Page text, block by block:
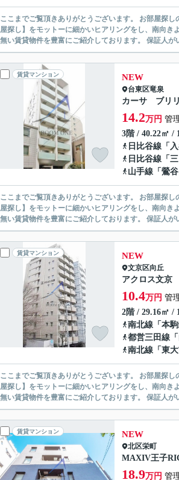
ここまでご覧頂きありがとうございます。 お部屋探しの際には、皆さまそれぞれこだわりの条件があると思いますが、当社では【あなたに１番のお部
屋探し】をモットーに細かいヒアリングをし、南向きよりもあなた向きのお部
無い賃貸物件
賃貸マンション NEW
台東区竜泉
カーサ ブリ
14.2万円 管
3階 / 40.22㎡ /
日比谷線 「
日比谷線 「
山手線 「 鶯谷
ここまでご覧頂きありがとうございます。 お部屋探しの際には、皆さまそれぞれこだわりの条件があると思いますが、当社では【あなたに１番のお部
屋探し】をモットーに細かいヒアリングをし、南向きよりもあなた向きのお部
無い賃貸物件
賃貸マンション NEW
文京区向丘
アクロス文京
10.4万円 管
2階 / 29.16㎡ /
南北線 「 本
都営三田線 「
南北線 「 東
ここまでご覧頂きありがとうございます。 お部屋探しの際には、皆さまそれぞれこだわりの条件があると思いますが、当社では【あなたに１番のお部
屋探し】をモットーに細かいヒアリングをし、南向きよりもあなた向きのお部
無い賃貸物件
賃貸マンション NEW
北区栄町
MAXIV王子
18.9万円 管